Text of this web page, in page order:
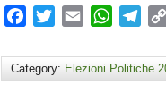
Facebook
TwitterEmail
Category: Elezioni Politiche